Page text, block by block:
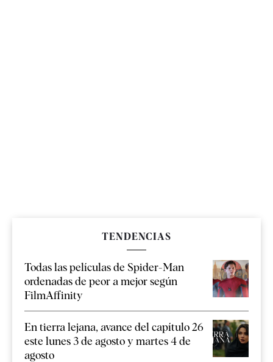
TENDENCIAS
Todas las películas de Spider-Man
ordenadas de peor a mejor según
FilmAffinity
En tierra lejana, avance del capítulo 26
este lunes 3 de agosto y martes 4 de
agosto